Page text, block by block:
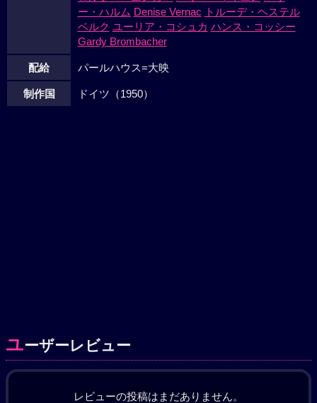
ー・ハルム Denise Vernac トルーデ・ヘステル
ベルク ユーリア・コシュカ ハンス・コッシー
Gardy Brombacher
配給 パールハウス=大映
制作国 ドイツ（1950）
ユーザーレビュー
レビューの投稿はまだありません。